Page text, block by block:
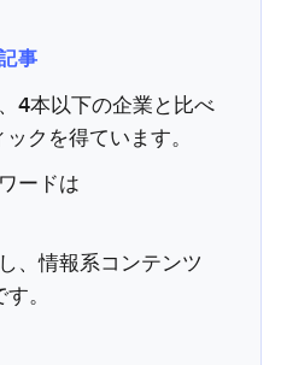
事
4本以下の企業と比べ
クを得ています。
ードは
、情報系コンテンツ
。